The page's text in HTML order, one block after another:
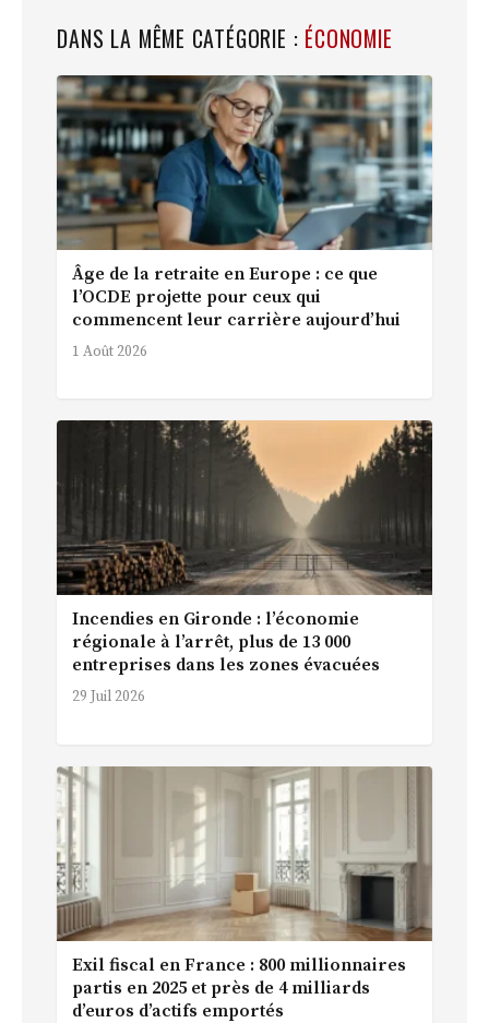
DANS LA MÊME CATÉGORIE : ÉCONOMIE
Âge de la retraite en Europe : ce que
l’OCDE projette pour ceux qui
commencent leur carrière aujourd’hui
1 Août 2026
Incendies en Gironde : l’économie
régionale à l’arrêt, plus de 13 000
entreprises dans les zones évacuées
29 Juil 2026
Exil fiscal en France : 800 millionnaires
partis en 2025 et près de 4 milliards
d’euros d’actifs emportés